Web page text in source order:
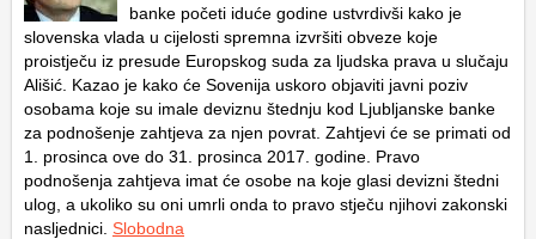
banke početi iduće godine ustvrdivši kako je
slovenska vlada u cijelosti spremna izvršiti obveze koje
proistječu iz presude Europskog suda za ljudska prava u slučaju
Ališić. Kazao je kako će Sovenija uskoro objaviti javni poziv
osobama koje su imale deviznu štednju kod Ljubljanske banke
za podnošenje zahtjeva za njen povrat. Zahtjevi će se primati od
1. prosinca ove do 31. prosinca 2017. godine. Pravo
podnošenja zahtjeva imat će osobe na koje glasi devizni štedni
ulog, a ukoliko su oni umrli onda to pravo stječu njihovi zakonski
nasljednici. Slobodna